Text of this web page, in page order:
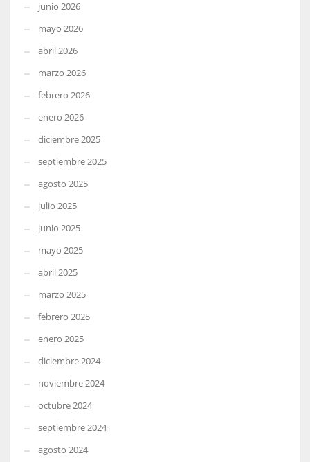
junio 2026
mayo 2026
abril 2026
marzo 2026
febrero 2026
enero 2026
diciembre 2025
septiembre 2025
agosto 2025
julio 2025
junio 2025
mayo 2025
abril 2025
marzo 2025
febrero 2025
enero 2025
diciembre 2024
noviembre 2024
octubre 2024
septiembre 2024
agosto 2024